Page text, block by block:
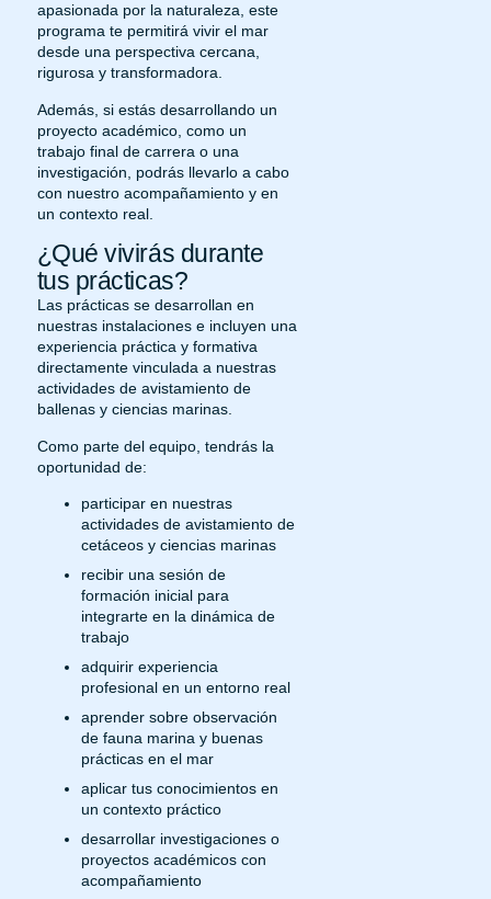
apasionada por la naturaleza, este
programa te permitirá vivir el mar
desde una perspectiva cercana,
rigurosa y transformadora.
Además, si estás desarrollando un
proyecto académico, como un
trabajo final de carrera o una
investigación, podrás llevarlo a cabo
con nuestro acompañamiento y en
un contexto real.
¿Qué vivirás durante
tus prácticas?
Las prácticas se desarrollan en
nuestras instalaciones e incluyen una
experiencia práctica y formativa
directamente vinculada a nuestras
actividades de avistamiento de
ballenas y ciencias marinas.
Como parte del equipo, tendrás la
oportunidad de:
participar en nuestras
actividades de avistamiento de
cetáceos y ciencias marinas
recibir una sesión de
formación inicial para
integrarte en la dinámica de
trabajo
adquirir experiencia
profesional en un entorno real
aprender sobre observación
de fauna marina y buenas
prácticas en el mar
aplicar tus conocimientos en
un contexto práctico
desarrollar investigaciones o
proyectos académicos con
acompañamiento